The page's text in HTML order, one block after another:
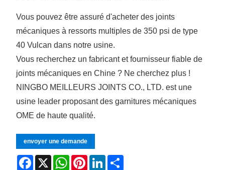
Vous pouvez être assuré d'acheter des joints
mécaniques à ressorts multiples de 350 psi de type
40 Vulcan dans notre usine.
Vous recherchez un fabricant et fournisseur fiable de
joints mécaniques en Chine ? Ne cherchez plus !
NINGBO MEILLEURS JOINTS CO., LTD. est une
usine leader proposant des garnitures mécaniques
OME de haute qualité.
envoyer une demande
Facebook
X WhatsAppPinterestLinkedIn